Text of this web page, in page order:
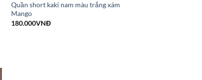
Quần short kaki nam màu trắng xám
Mango
180.000VNĐ